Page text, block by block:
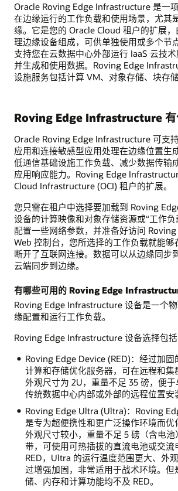
Oracle Roving Edge Infrastructure 是一
在边缘运行的工作负载和使用场景，尤其
缘。它是您的 Oracle Cloud 租户的扩展
理边缘设备组成，可供单独使用或多个节
支持您在云数据中心外部运行 IaaS 云技术
并生成和使用数据。Roving Edge
设施服务包括计算 VM、对象存储、块存储
Roving Edge Infrastructure 有
Oracle Roving Edge Infrastructure 可支
应用和连接敏感型应用处理在边缘位置生
低通信基础设施工作负载、减少数据传输
应用响应能力。Roving Edge
Cloud Infrastructure (OCI) 租户的扩展。
您只需在租户中选择要加载到 Roving
设备的计算映像和对象存储资源或“工作负
配置一些网络参数，并准备好访问
Web 控制台，您所选择的工作负载就能
断开了互联网连接。数据可以从边缘同步
云端同步到边缘。
有哪些可用的 Roving Edge
Roving Edge Infrastructure 设备是一个
缘配置和运行工作负载。
Roving Edge Infrastructure 设备选择包括
Roving Edge Device (RED)：经过加
计算和存储优化服务器，可在远程和集
外观尺寸为 2U，重量不足 35 磅，便
传统数据中心内部或外部的远程位置安
Roving Edge Ultra (Ultra)：Roving
是专为超便携性和更广泛操作环境而优
外观尺寸较小，重量不足 5 磅（含电
带，可使用可热插拔的直流电池或交流
RED，Ultra 的运行温度范围更大、外
过增强加固，非常适用于战术环境。
储、内存和计算功能均不及 RED。